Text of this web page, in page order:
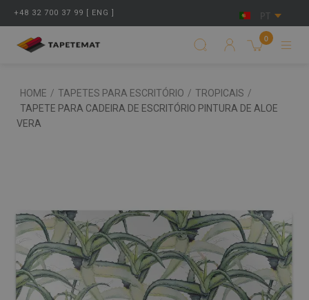
+48 32 700 37 99 [ ENG ] PT
0
HOME / TAPETES PARA ESCRITÓRIO / TROPICAIS /
TAPETE PARA CADEIRA DE ESCRITÓRIO PINTURA DE ALOE
VERA